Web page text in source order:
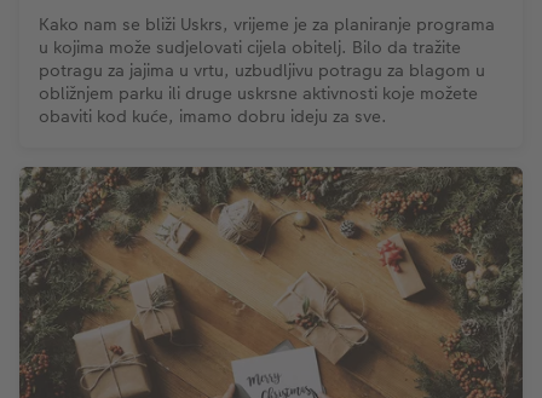
Kako nam se bliži Uskrs, vrijeme je za planiranje programa
u kojima može sudjelovati cijela obitelj. Bilo da tražite
potragu za jajima u vrtu, uzbudljivu potragu za blagom u
obližnjem parku ili druge uskrsne aktivnosti koje možete
obaviti kod kuće, imamo dobru ideju za sve.